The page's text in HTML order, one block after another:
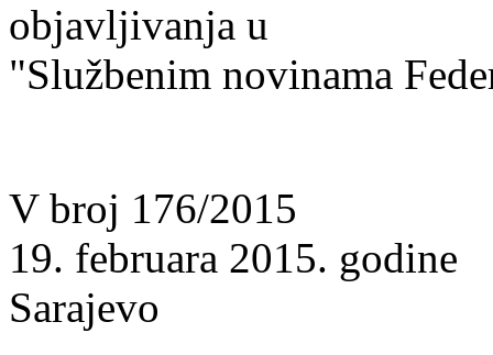
objavljivanja u
"Službenim novinama
V broj 176/2015
19. februara 2015. godine
Sarajevo